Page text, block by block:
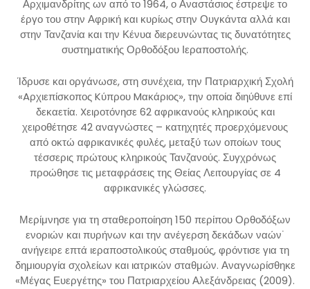
Αρχιμανδρίτης ων από το 1964, ο Αναστάσιος έστρεψε το
έργο του στην Αφρική και κυρίως στην Ουγκάντα αλλά και
στην Τανζανία και την Κένυα διερευνώντας τις δυνατότητες
συστηματικής Ορθοδόξου Ιεραποστολής.
Ίδρυσε και οργάνωσε, στη συνέχεια, την Πατριαρχική Σχολή
«Aρχιεπίσκοπος Kύπρου Mακάριος», την οποία διηύθυνε επί
δεκαετία. Xειροτόνησε 62 αφρικανούς κληρικούς και
χειροθέτησε 42 αναγνώστες – κατηχητές προερχόμενους
από οκτώ αφρικανικές φυλές, μεταξύ των οποίων τους
τέσσερις πρώτους κληρικούς Τανζανούς. Συγχρόνως
προώθησε τις μεταφράσεις της Θείας Λειτουργίας σε 4
αφρικανικές γλώσσες.
Μερίμνησε για τη σταθεροποίηση 150 περίπου Ορθοδόξων
ενοριών και πυρήνων και την ανέγερση δεκάδων ναών˙
ανήγειρε επτά ιεραποστολικούς σταθμούς, φρόντισε για τη
δημιουργία σχολείων και ιατρικών σταθμών. Αναγνωρίσθηκε
«Μέγας Ευεργέτης» του Πατριαρχείου Αλεξάνδρειας (2009).